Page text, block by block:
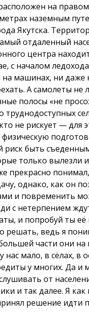
на
наземным
Якутска.
отдаленный
центра
с началом
машинах, ни даже
А самолеты не
полосы «не
не рискует — для
риск быть
только вылезли
прекрасно
однако, как он
и повременить
с нетерпением
и попробуй ты её
решать, ведь я
части они на
нас мало, в сёлах, в
у многих. Да и
от
и так далее. Я
решение идти